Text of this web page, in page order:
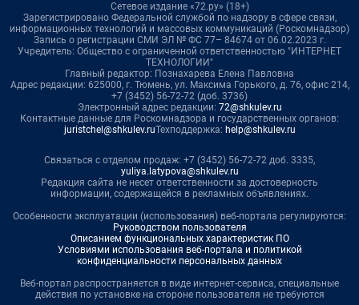
Сетевое издание «72.ру» (18+)
Зарегистрировано Федеральной службой по надзору в сфере связи,
информационных технологий и массовых коммуникаций (Роскомнадзор)
Запись о регистрации СМИ ЭЛ № ФС 77– 84674 от 06.02.2023 г.
Учредитель: Общество с ограниченной ответственностью "ИНТЕРНЕТ
ТЕХНОЛОГИИ"
Главный редактор: Познахарева Елена Павловна
Адрес редакции: 625000, г. Тюмень, ул. Максима Горького, д. 76, офис 214,
+7 (3452) 56-72-72 (доб. 3736)
Электронный адрес редакции: 72@shkulev.ru
Контактные данные для Роскомнадзора и государственных органов:
juristchel@shkulev.ruТехподдержка: help@shkulev.ru
Связаться с отделом продаж: +7 (3452) 56-72-72 доб. 3335,
yuliya.latypova@shkulev.ru
Редакция сайта не несет ответственности за достоверность
информации, содержащейся в рекламных объявлениях.
Особенности эксплуатации (использования) веб-портала регулируются:
Руководством пользователя
Описанием функциональных характеристик ПО
Условиями использования веб-портала и политикой
конфиденциальности персональных данных
Веб-портал распространяется в виде интернет-сервиса, специальные
действия по установке на стороне пользователя не требуются